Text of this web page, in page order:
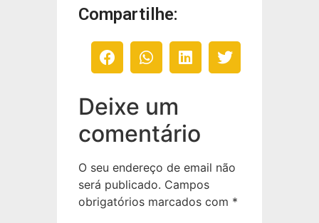
Compartilhe:
Deixe um
comentário
O seu endereço de email não
será publicado. Campos
obrigatórios marcados com *